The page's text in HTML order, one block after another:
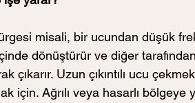
misali, bir ucundan düşük
dönüştürür ve diğer
çıkarır. Uzun çıkıntılı ucu
için. Ağrılı veya hasarlı bölgeye